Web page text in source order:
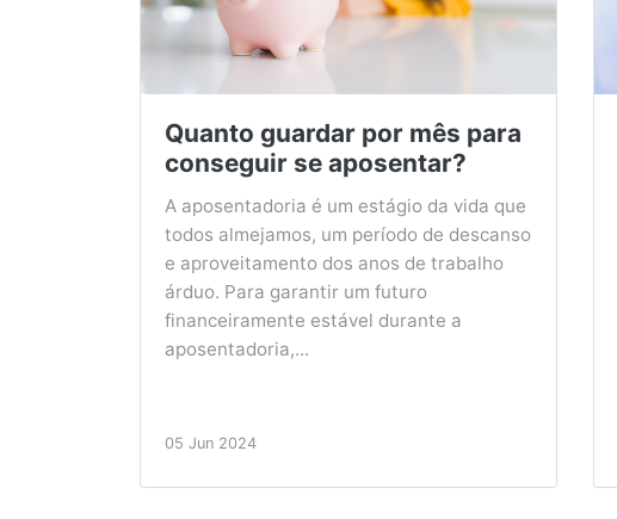
Quanto guardar por mês para
conseguir se aposentar?
A aposentadoria é um estágio da vida que
todos almejamos, um período de descanso
e aproveitamento dos anos de trabalho
árduo. Para garantir um futuro
financeiramente estável durante a
aposentadoria,...
05 Jun 2024